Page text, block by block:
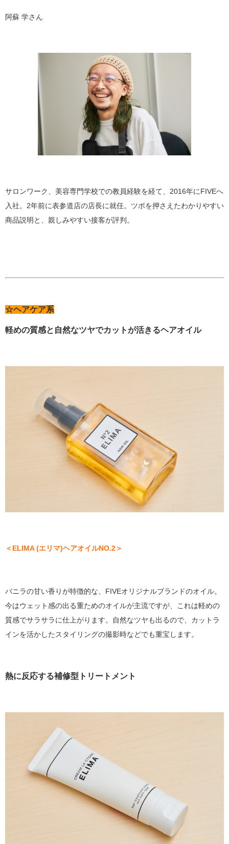
阿蘇 学さん
サロンワーク、美容専門学校での教員経験を経て、2016年にFIVEへ
入社。2年前に表参道店の店長に就任。ツボを押さえたわかりやすい
商品説明と、親しみやすい接客が評判。
☆ヘアケア系
軽めの質感と自然なツヤでカットが活きるヘアオイル
＜ELIMA (エリマ)ヘアオイルNO.2＞
バニラの甘い香りが特徴的な、FIVEオリジナルブランドのオイル。
今はウェット感の出る重ためのオイルが主流ですが、これは軽めの
質感でサラサラに仕上がります。自然なツヤも出るので、カットラ
インを活かしたスタイリングの撮影時などでも重宝します。
熱に反応する補修型トリートメント